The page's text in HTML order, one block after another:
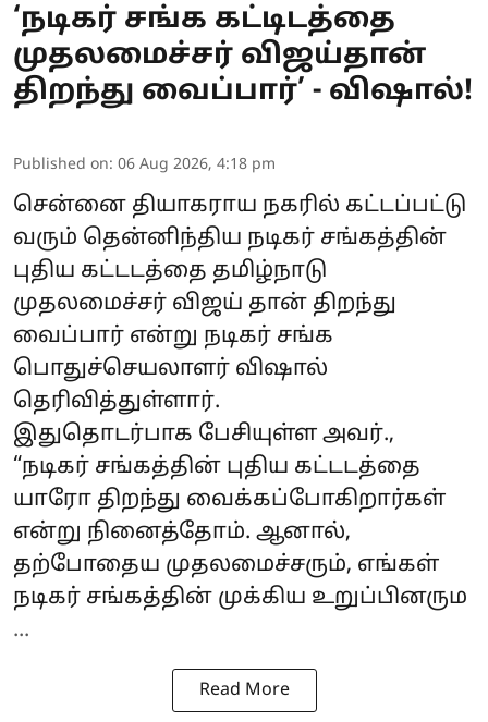
‘நடிகர் சங்க கட்டிடத்தை
முதலமைச்சர் விஜய்தான்
திறந்து வைப்பார்’ - விஷால்!
Published on: 06 Aug 2026, 4:18 pm
சென்னை தியாகராய நகரில் கட்டப்பட்டு
வரும் தென்னிந்திய நடிகர் சங்கத்தின்
புதிய கட்டடத்தை தமிழ்நாடு
முதலமைச்சர் விஜய் தான் திறந்து
வைப்பார் என்று நடிகர் சங்க
பொதுச்செயலாளர் விஷால்
தெரிவித்துள்ளார்.
இதுதொடர்பாக பேசியுள்ள அவர்.,
“நடிகர் சங்கத்தின் புதிய கட்டடத்தை
யாரோ திறந்து வைக்கப்போகிறார்கள்
என்று நினைத்தோம். ஆனால்,
தற்போதைய முதலமைச்சரும், எங்கள்
நடிகர் சங்கத்தின் முக்கிய உறுப்பினரும
...
Read More